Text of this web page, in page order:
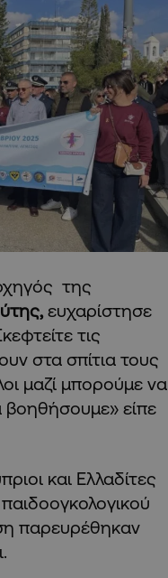
της
ευχαρίστησε
τις
στα σπίτια τους
μαζί μπορούμε να
είπε
και Ελλαδίτες
παρευρέθηκαν